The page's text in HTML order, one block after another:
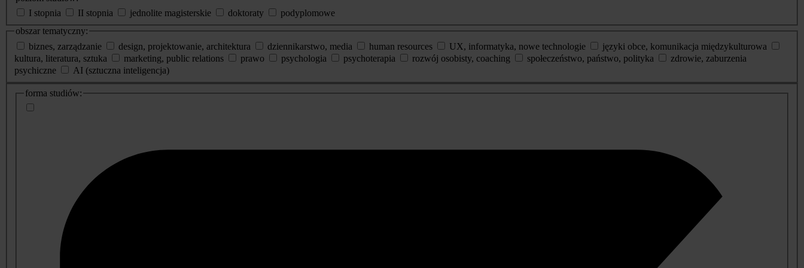
I stopnia
II stopnia jednolite magisterskie doktoraty
podyplomowe
obszar tematyczny:
biznes, zarządzanie
design, projektowanie, architektura dziennikarstwo, media human resources UX, informatyka, nowe technologie
języki obce, komunikacja międzykulturowa
kultura, literatura, sztuka
marketing, public relations prawo psychologia psychoterapia rozwój osobisty, coaching społeczeństwo, państwo, polityka
zdrowie, zaburzenia
psychiczne
AI (sztuczna inteligencja)
dodatkowe
informacje
forma studiów: